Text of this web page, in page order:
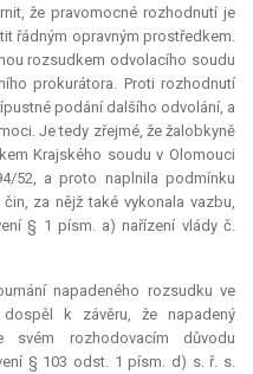
že pravomocné rozhodnutí je
řádným opravným prostředkem.
rozsudkem odvolacího soudu
prokurátora. Proti rozhodnutí
podání dalšího odvolání, a
Je tedy zřejmé, že žalobkyně
Krajského soudu v Olomouci
52, a proto naplnila podmínku
za nějž také vykonala vazbu,
§ 1 písm. a) nařízení vlády č.
napadeného rozsudku ve
k závěru, že napadený
rozhodovacím důvodu
§ 103 odst. 1 písm. d) s. ř. s.